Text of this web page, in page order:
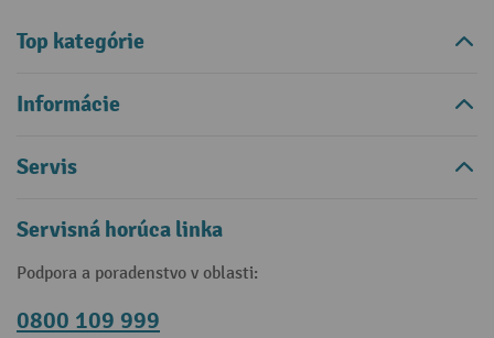
Top kategórie
Informácie
Servis
Servisná horúca linka
Podpora a poradenstvo v oblasti:
0800 109 999